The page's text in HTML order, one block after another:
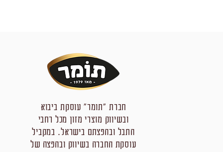
חברת "תומר" עוסקת ביבוא
ובשיווק מוצרי מזון מכל רחבי
התבל ובהפצתם בישראל. במקביל
עוסקת החברה בשיווק ובהפצה של